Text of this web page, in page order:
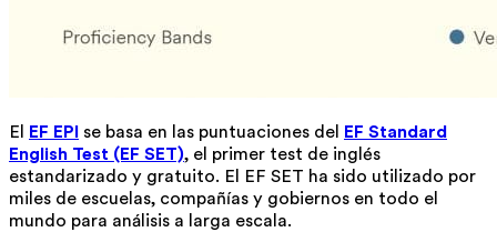
El EF EPI se basa en las puntuaciones del EF Standard
English Test (EF SET), el primer test de inglés
estandarizado y gratuito. El EF SET ha sido utilizado por
miles de escuelas, compañías y gobiernos en todo el
mundo para análisis a larga escala.